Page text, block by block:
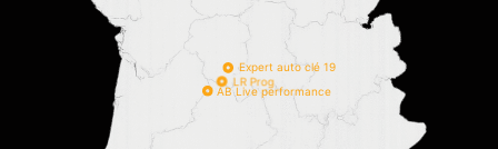
LR Prog
Expert auto clé 19
AB Live performance